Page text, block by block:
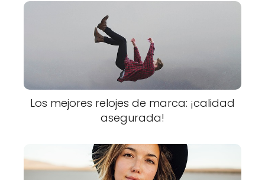
Los mejores relojes de marca: ¡calidad
asegurada!